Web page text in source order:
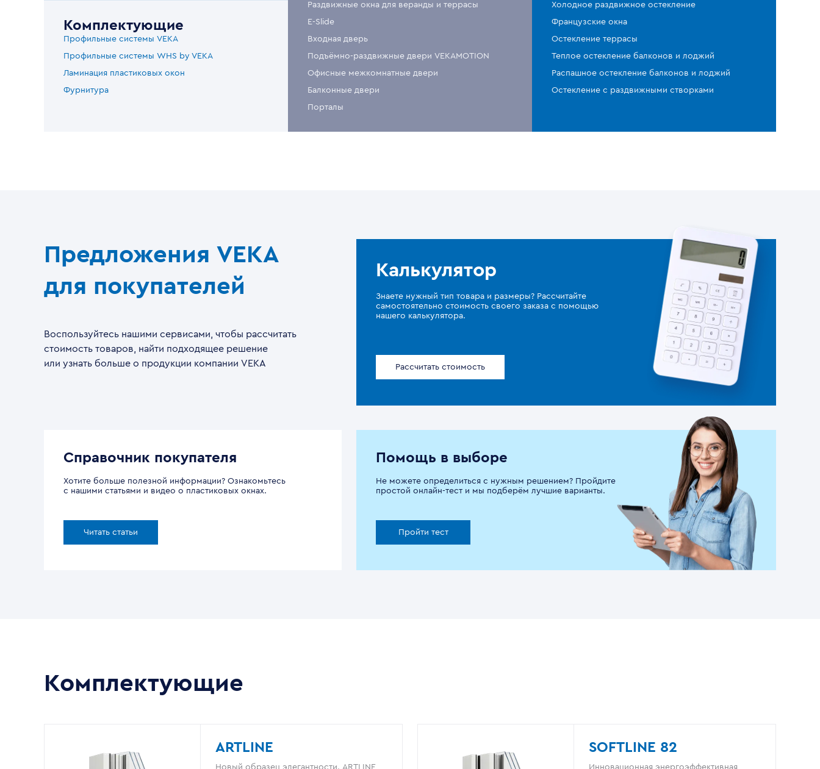
Комплектующие
Профильные системы VEKA
Профильные системы WHS by VEKA
Ламинация пластиковых окон
Фурнитура
Раздвижные окна для веранды и террасы
E-Slide
Входная дверь
Подъёмно-раздвижные двери VEKAMOTION
Офисные межкомнатные двери
Балконные двери
Порталы
Холодное раздвижное остекление
Французские окна
Остекление террасы
Теплое остекление балконов и лоджий
Распашное остекление балконов и лоджий
Остекление с раздвижными створками
Предложения VEKA
для покупателей
Воспользуйтесь нашими сервисами, чтобы рассчитать
стоимость товаров, найти подходящее решение
или узнать больше о продукции компании VEKA
Калькулятор
Знаете нужный тип товара и размеры? Рассчитайте
самостоятельно стоимость своего заказа с помощью
нашего калькулятора.
Рассчитать стоимость
Справочник покупателя
Хотите больше полезной информации? Ознакомьтесь
с нашими статьями и видео о пластиковых окнах.
Читать статьи
Помощь в выборе
Не можете определиться с нужным решением? Пройдите
простой онлайн-тест и мы подберём лучшие варианты.
Пройти тест
Комплектующие
ARTLINE
Новый образец элегантности. ARTLINE
SOFTLINE 82
Инновационная энергоэффективная